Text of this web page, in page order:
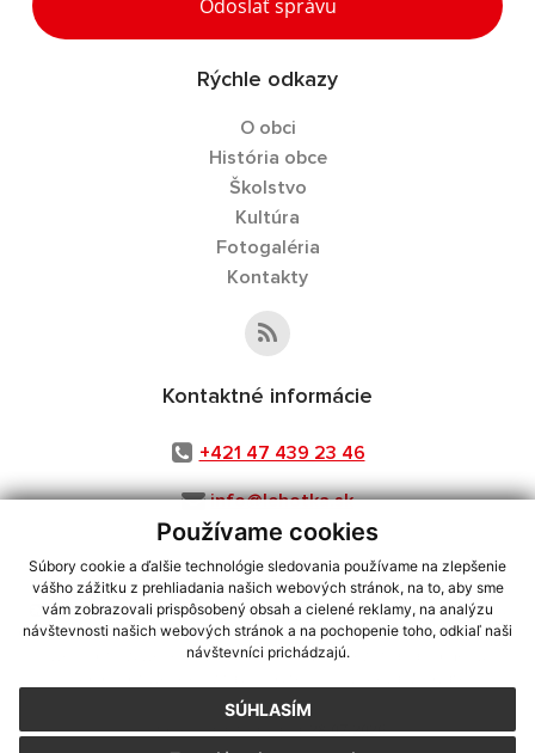
Používame cookies
Súbory cookie a ďalšie technológie sledovania používame na zlepšenie
vášho zážitku z prehliadania našich webových stránok, na to, aby sme
vám zobrazovali prispôsobený obsah a cielené reklamy, na analýzu
návštevnosti našich webových stránok a na pochopenie toho, odkiaľ naši
návštevníci prichádzajú.
SÚHLASÍM
Odoslať správu
Rýchle odkazy
O obci
História obce
Školstvo
Kultúra
Fotogaléria
Kontakty
Kontaktné informácie
+421 47 439 23 46
info@lehotka.sk
využite možnosť získavania aktuálnych informácií s využitím RSS
CMS systém (redakčný) systém ECHELON 2,Mapa stránok,web portál
webex.digital, s.r.o.,domény,registrácia domény
Posledná aktualizácia:28.07.2026